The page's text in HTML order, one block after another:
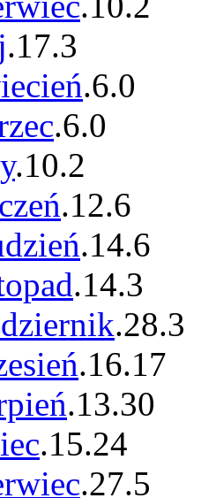
.17.3
.6.0
.6.0
.10.2
.12.6
.14.6
.14.3
.28.3
.16.17
.13.30
.15.24
.27.5